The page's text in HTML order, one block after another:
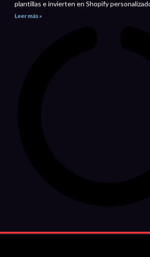
plantillas e invierten en Shopify
Leer más »